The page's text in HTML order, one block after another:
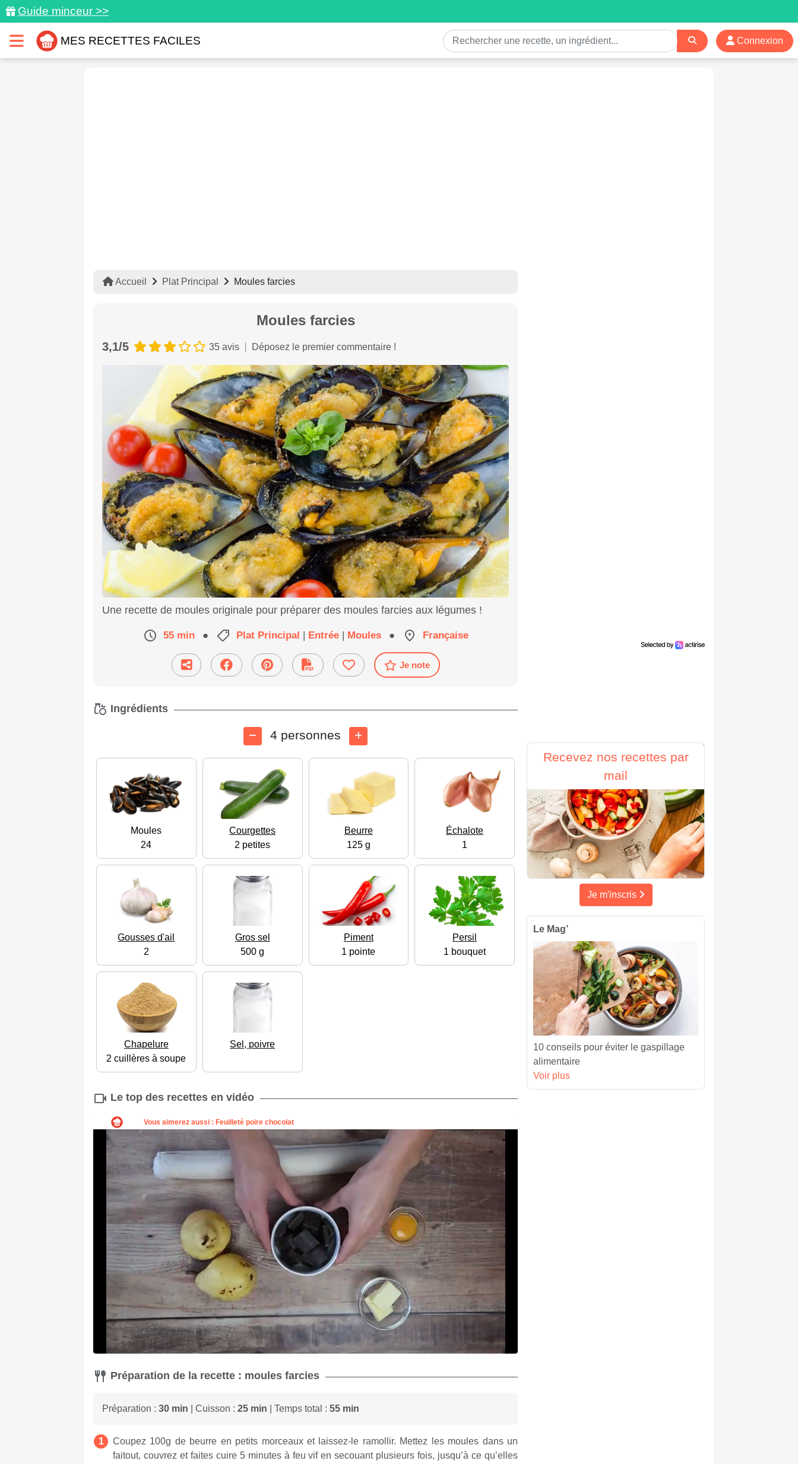
Guide minceur >>
MES RECETTES FACILES Connexion
Accueil Plat Principal Moules farcies
Moules farcies
3,1/5 35 avis Déposez le premier commentaire !
Une recette de moules originale pour préparer des moules farcies aux légumes !
55 min ● Plat Principal | Entrée | Moules ● Française
Je note
Ingrédients
4 personnes
Moules
24
Courgettes
2 petites
Beurre
125 g
Échalote
1
Gousses d'ail
2
Gros sel
500 g
Piment
1 pointe
Persil
1 bouquet
Chapelure
2 cuillères à soupe
Sel, poivre
Le top des recettes en vidéo
Préparation de la recette : moules farcies
Préparation : 30 min | Cuisson : 25 min | Temps total : 55 min
Coupez 100g de beurre en petits morceaux et laissez-le ramollir. Mettez les moules dans un
faitout, couvrez et faites cuire 5 minutes à feu vif en secouant plusieurs fois, jusqu’à ce qu’elles
Recevez nos recettes par
mail
Je m'inscris
Le Mag’
10 conseils pour éviter le gaspillage
alimentaire
Voir plus